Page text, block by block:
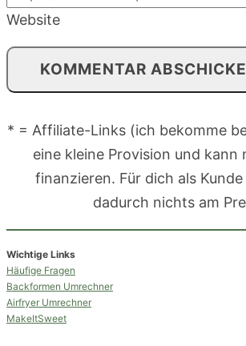
Website
* = Affiliate-Links (ich bekomme
eine kleine Provision und kann
finanzieren. Für dich als
dadurch nichts am
Wichtige Links
Häufige Fragen
Backformen Umrechner
Airfryer Umrechner
MakeItSweet